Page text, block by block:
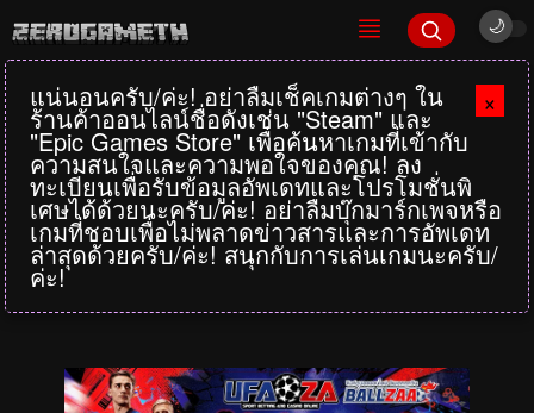
×
แน่นอนครับ/ค่ะ! อย่าลืมเช็คเกมต่างๆ ใน
ร้านค้าออนไลน์ชื่อดังเช่น "Steam" และ
"Epic Games Store" เพื่อค้นหาเกมที่เข้ากับ
ความสนใจและความพอใจของคุณ! ลง
ทะเบียนเพื่อรับข้อมูลอัพเดทและโปรโมชั่นพิ
เศษได้ด้วยนะครับ/ค่ะ! อย่าลืมบุ๊กมาร์กเพจหรือ
เกมที่ชอบเพื่อไม่พลาดข่าวสารและการอัพเดท
ล่าสุดด้วยครับ/ค่ะ! สนุกกับการเล่นเกมนะครับ/
ค่ะ!